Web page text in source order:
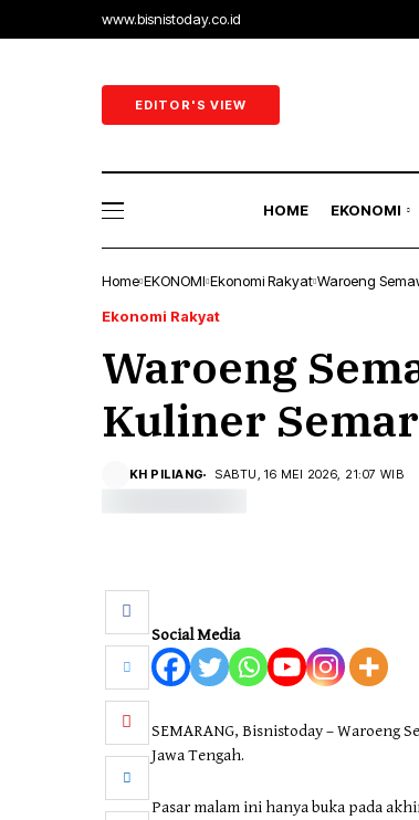
www.bisnistoday.co.id
EDITOR'S VIEW
HOME EKONOMI
Home EKONOMI Ekonomi Rakyat Waroeng
Ekonomi Rakyat
Waroeng
Kuliner
KH PILIANG SABTU, 16 MEI 2026, 21:07 WIB
Social Media
SEMARANG, Bisnistoday – Waroeng
Jawa Tengah.
Pasar malam ini hanya buka pada